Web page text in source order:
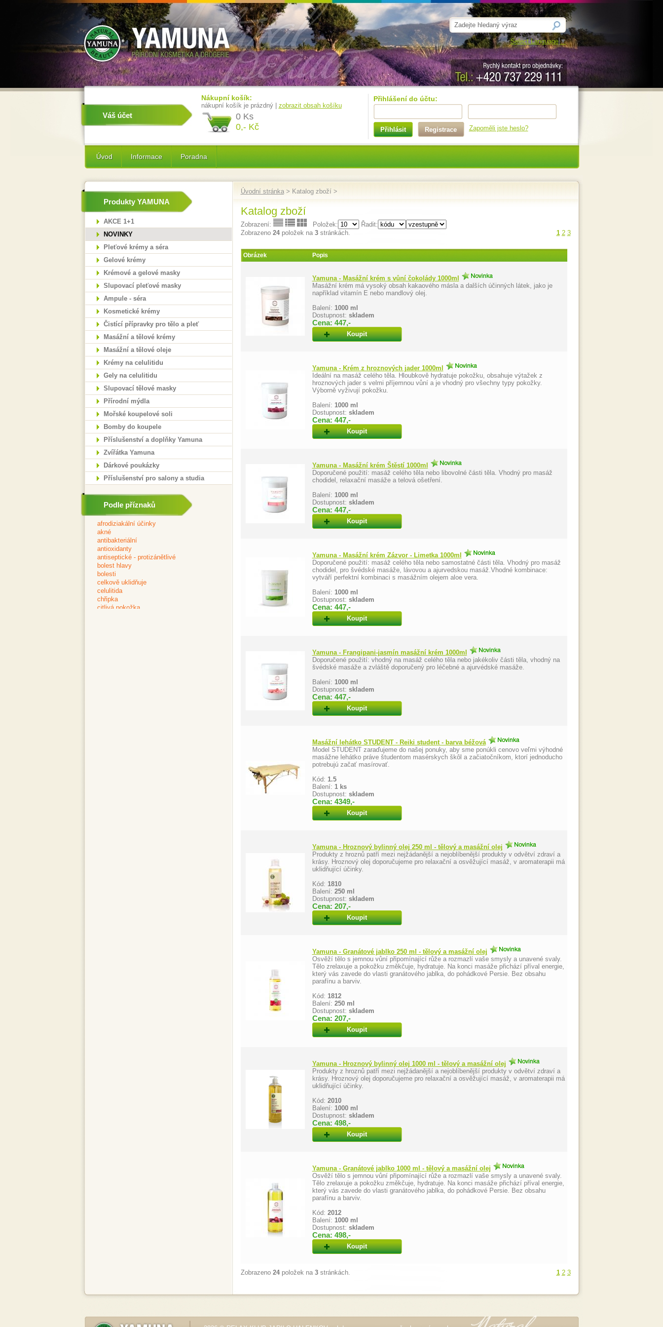
Select Language ▼
Přihlášení do účtu:
Přihlásit Registrace Zapoměli jste heslo?
Váš účet
Nákupní košík:
nákupní košík je prázdný | zobrazit obsah košíku
0 Ks
0,- Kč
Úvod Informace Poradna
Produkty YAMUNA
AKCE 1+1
NOVINKY
Pleťové krémy a séra
Gelové krémy
Krémové a gelové masky
Slupovací pleťové masky
Ampule - séra
Kosmetické krémy
Čistící přípravky pro tělo a pleť
Masážní a tělové krémy
Masážní a tělové oleje
Krémy na celulitidu
Gely na celulitidu
Slupovací tělové masky
Přírodní mýdla
Mořské koupelové soli
Bomby do koupele
Příslušenství a doplňky Yamuna
Zvířátka Yamuna
Dárkové poukázky
Příslušenství pro salony a studia
Podle příznaků
Úvodní stránka> Katalog zboží >
Katalog zboží
Zobrazení: Položek:
Řadit:
1 2 3
Zobrazeno 24položek na 3stránkách.
Obrázek Popis
Yamuna - Masážní krém s vůní čokolády 1000ml
Masážní krém má vysoký obsah kakaového másla a dalších účinných látek, jako je
například vitamín E nebo mandlový olej.
Balení: 1000 ml
Dostupnost: skladem
Cena: 447,-
Koupit
Yamuna - Krém z hroznových jader 1000ml
Ideální na masáž celého těla. Hloubkově hydratuje pokožku, obsahuje výtažek z
hroznových jader s velmi příjemnou vůní a je vhodný pro všechny typy pokožky.
Výborně vyživují pokožku.
Balení: 1000 ml
Dostupnost: skladem
Cena: 447,-
Koupit
Yamuna - Masážní krém Štěstí 1000ml
Doporučené použití: masáž celého těla nebo libovolné části těla. Vhodný pro masáž
chodidel, relaxační masáže a telová ošetření.
Balení: 1000 ml
Dostupnost: skladem
Cena: 447,-
Koupit
Yamuna - Masážní krém Zázvor - Limetka 1000ml
Doporučené použití: masáž celého těla nebo samostatné části těla. Vhodný pro masáž
chodidel, pro švédské masáže, lávovou a ajurvedskou masáž.Vhodné kombinace:
vytváří perfektní kombinaci s masážním olejem aloe vera.
Balení: 1000 ml
Dostupnost: skladem
Cena: 447,-
Koupit
Yamuna - Frangipani-jasmín masážní krém 1000ml
Doporučené použití: vhodný na masáž celého těla nebo jakékoliv části těla, vhodný na
švédské masáže a zvláště doporučený pro léčebné a ajurvédské masáže.
Balení: 1000 ml
Dostupnost: skladem
Cena: 447,-
Koupit
Masážní lehátko STUDENT - Reiki student - barva béžová
Model STUDENT zaraďujeme do našej ponuky, aby sme ponúkli cenovo veľmi výhodné
masážne lehátko práve študentom masérskych škôl a začiatočníkom, ktorí jednoducho
potrebujú začať masírovať.
Kód: 1.5
Balení: 1 ks
Dostupnost: skladem
Cena: 4349,-
Koupit
Yamuna - Hroznový bylinný olej 250 ml - tělový a masážní olej
Produkty z hroznů patří mezi nejžádanější a nejoblíbenější produkty v odvětví zdraví a
krásy. Hroznový olej doporučujeme pro relaxační a osvěžující masáž, v aromaterapii má
uklidňující účinky.
Kód: 1810
Balení: 250 ml
Dostupnost: skladem
Cena: 207,-
Koupit
Yamuna - Granátové jablko 250 ml - tělový a masážní olej
Osvěží tělo s jemnou vůní připomínající růže a rozmazlí vaše smysly a unavené svaly.
Tělo zrelaxuje a pokožku změkčuje, hydratuje. Na konci masáže přichází příval energie,
který vás zavede do vlasti granátového jablka, do pohádkové Persie. Bez obsahu
parafínu a barviv.
Kód: 1812
Balení: 250 ml
Dostupnost: skladem
Cena: 207,-
Koupit
Yamuna - Hroznový bylinný olej 1000 ml - tělový a masážní olej
Produkty z hroznů patří mezi nejžádanější a nejoblíbenější produkty v odvětví zdraví a
krásy. Hroznový olej doporučujeme pro relaxační a osvěžující masáž, v aromaterapii má
uklidňující účinky.
Kód: 2010
Balení: 1000 ml
Dostupnost: skladem
Cena: 498,-
Koupit
Yamuna - Granátové jablko 1000 ml - tělový a masážní olej
Osvěží tělo s jemnou vůní připomínající růže a rozmazlí vaše smysly a unavené svaly.
Tělo zrelaxuje a pokožku změkčuje, hydratuje. Na konci masáže přichází příval energie,
který vás zavede do vlasti granátového jablka, do pohádkové Persie. Bez obsahu
parafínu a barviv.
Kód: 2012
Balení: 1000 ml
Dostupnost: skladem
Cena: 498,-
Koupit
1 2 3
Zobrazeno 24položek na 3stránkách.